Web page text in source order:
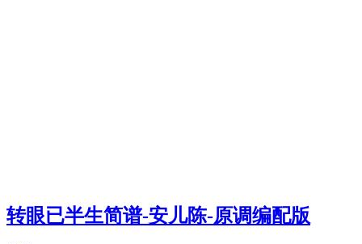
转眼已半生简谱-安儿陈-原调编配版